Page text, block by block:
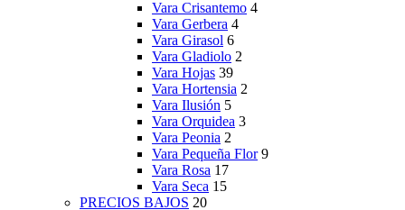
Vara Crisantemo 4
Vara Gerbera 4
Vara Girasol 6
Vara Gladiolo 2
Vara Hojas 39
Vara Hortensia 2
Vara Ilusión 5
Vara Orquidea 3
Vara Peonia 2
Vara Pequeña Flor 9
Vara Rosa 17
Vara Seca 15
PRECIOS BAJOS 20